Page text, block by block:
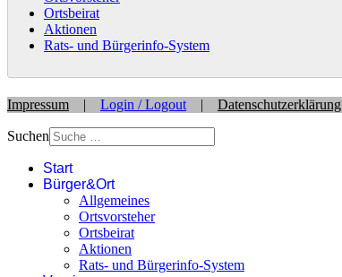
Ortsbeirat
Aktionen
Rats- und Bürgerinfo-System
Impressum | Login / Logout | Datenschutzerklärung
Suchen
Start
Bürger&Ort
Allgemeines
Ortsvorsteher
Ortsbeirat
Aktionen
Rats- und Bürgerinfo-System